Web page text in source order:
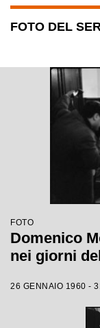
FOTO DEL
FOTO
Domenico
nei giorni
26 GENNAIO 1960 -